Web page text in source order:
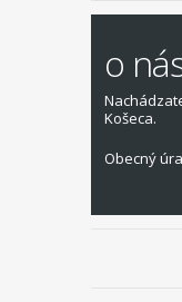
o
Košeca.
Obecný